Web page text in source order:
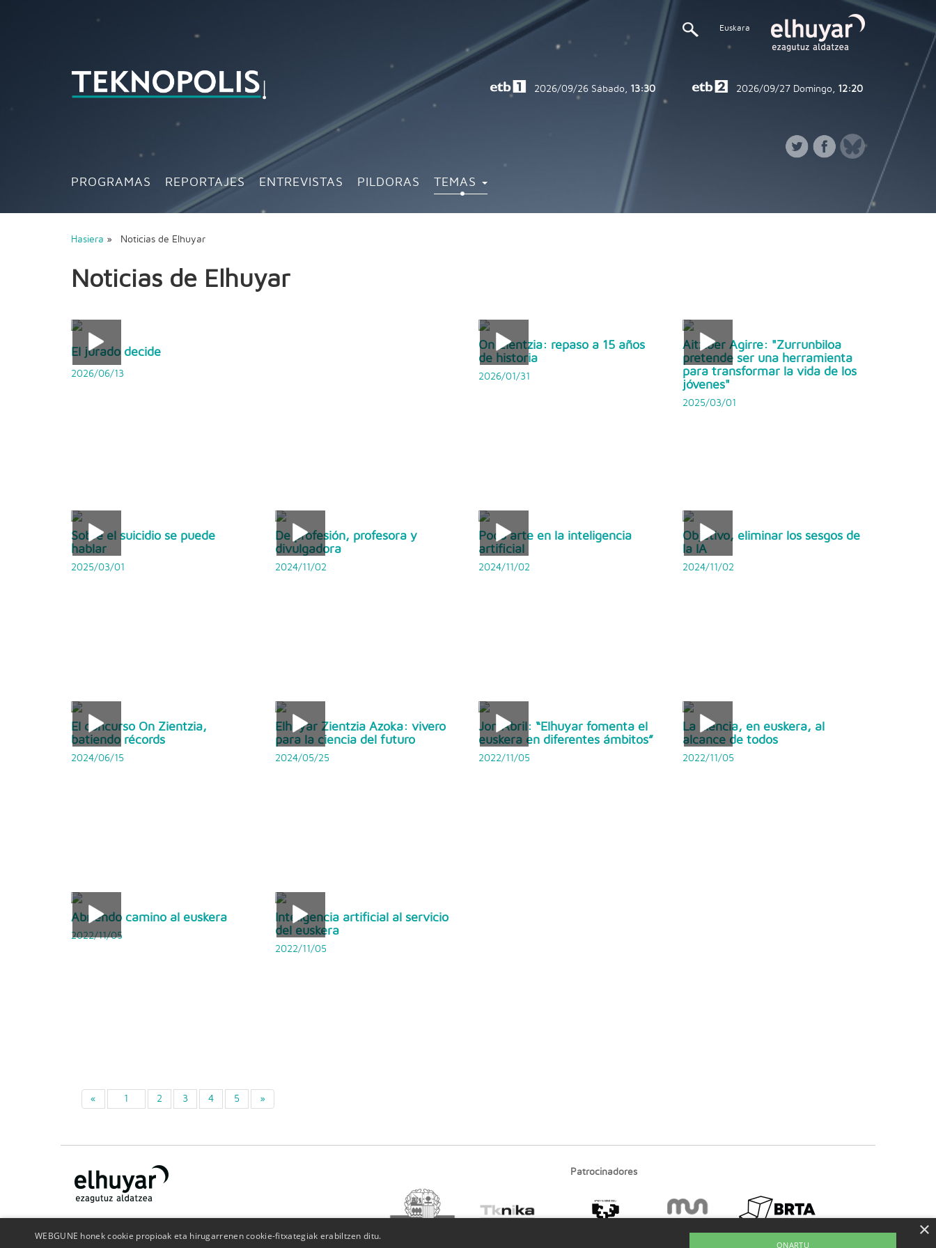
Euskara
PROGRAMAS REPORTAJES ENTREVISTAS PILDORAS TEMAS
2026/09/26 Sábado, 13:30 2026/09/27 Domingo, 12:20
Hasiera » Noticias de Elhuyar
Noticias de Elhuyar
El jurado decide
2026/06/13
On Zientzia: repaso a 15 años
de historia
2026/01/31
Aitziber Agirre: "Zurrunbiloa
pretende ser una herramienta
para transformar la vida de los
jóvenes"
2025/03/01
Sobre el suicidio se puede
hablar
2025/03/01
De profesión, profesora y
divulgadora
2024/11/02
Poco arte en la inteligencia
artificial
2024/11/02
Objetivo, eliminar los sesgos de
la IA
2024/11/02
El concurso On Zientzia,
batiendo récords
2024/06/15
Elhuyar Zientzia Azoka: vivero
para la ciencia del futuro
2024/05/25
Jon Abril: “Elhuyar fomenta el
euskera en diferentes ámbitos”
2022/11/05
La ciencia, en euskera, al
alcance de todos
2022/11/05
Abriendo camino al euskera
2022/11/05
Inteligencia artificial al servicio
del euskera
2022/11/05
« 1 2 3 4 5 »
¿Quiénes somos? Contacto Publicidad Politica de
Patrocinadores
WEBGUNE honek cookie propioak eta hirugarrenen cookie-fitxategiak erabiltzen ditu.
ONARTU
×